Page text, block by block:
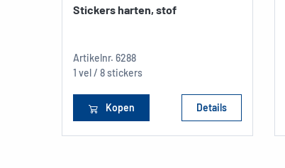
Stickers harten, stof
Artikelnr. 6288
1 vel / 8 stickers
Kopen Details